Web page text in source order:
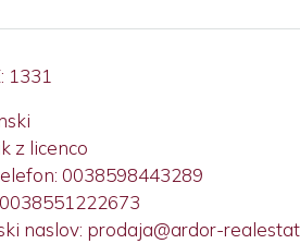
1331
z licenco
0038598443289
naslov: prodaja@ardor-